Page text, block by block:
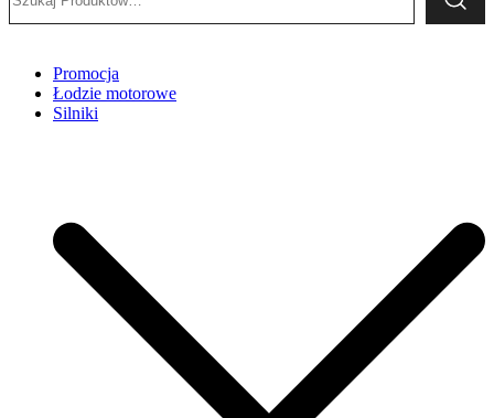
Promocja
Łodzie motorowe
Silniki